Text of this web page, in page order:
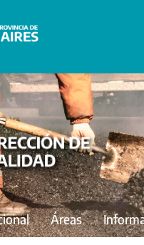
Áreas